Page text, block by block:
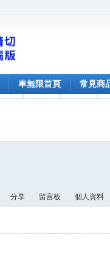
車無限首頁 常見商
分享 留言板 個人資料